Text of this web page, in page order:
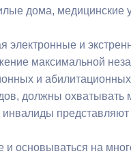
органа
дома, медицинские
электронные и
максимальной
и абилитационных
должны охватывать
инвалиды
основываться на